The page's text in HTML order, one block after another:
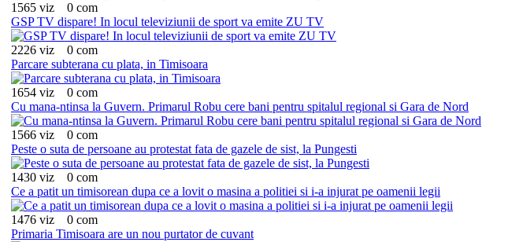
1565 viz
0 com
GSP TV dispare! In locul televiziunii de sport va emite ZU TV
2226 viz
0 com
Parcare subterana cu plata, in Timisoara
1654 viz
0 com
Cu mana-ntinsa la Guvern. Primarul Robu cere bani pentru spitalul regional si Gara de Nord
1566 viz
0 com
Peste o suta de persoane au protestat fata de gazele de sist, la Pungesti
1430 viz
0 com
Ce a patit un timisorean dupa ce a lovit o masina a politiei si i-a injurat pe oamenii legii
1476 viz
0 com
Primaria Timisoara are un nou purtator de cuvant